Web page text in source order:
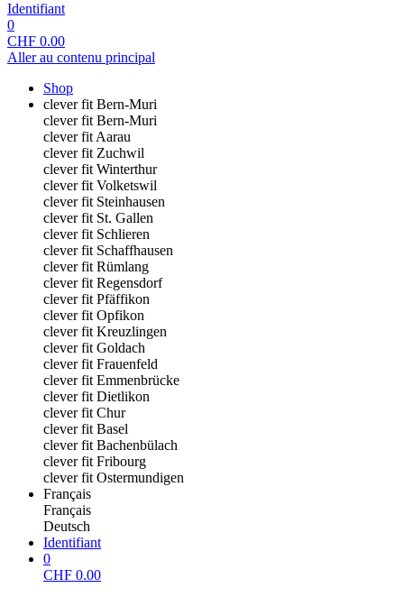
Identifiant
0
CHF 0.00
Aller au contenu principal
Shop
clever fit Bern-Muri
clever fit Bern-Muri
clever fit Aarau
clever fit Zuchwil
clever fit Winterthur
clever fit Volketswil
clever fit Steinhausen
clever fit St. Gallen
clever fit Schlieren
clever fit Schaffhausen
clever fit Rümlang
clever fit Regensdorf
clever fit Pfäffikon
clever fit Opfikon
clever fit Kreuzlingen
clever fit Goldach
clever fit Frauenfeld
clever fit Emmenbrücke
clever fit Dietlikon
clever fit Chur
clever fit Basel
clever fit Bachenbülach
clever fit Fribourg
clever fit Ostermundigen
Français
Français
Deutsch
Identifiant
0
CHF 0.00